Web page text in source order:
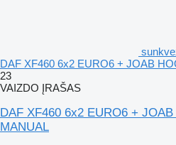
DAF XF460 6x2 EURO6 + JOAB
23
VAIZDO ĮRAŠAS
DAF XF460 6x2 EURO6 +
MANUAL